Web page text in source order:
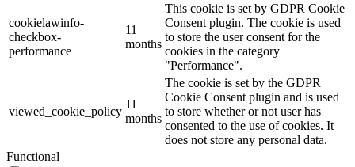
cookielawinfo-
checkbox-
performance
11
months
This cookie is set by GDPR Cookie
Consent plugin. The cookie is used
to store the user consent for the
cookies in the category
"Performance".
viewed_cookie_policy
11
months
The cookie is set by the GDPR
Cookie Consent plugin and is used
to store whether or not user has
consented to the use of cookies. It
does not store any personal data.
Functional